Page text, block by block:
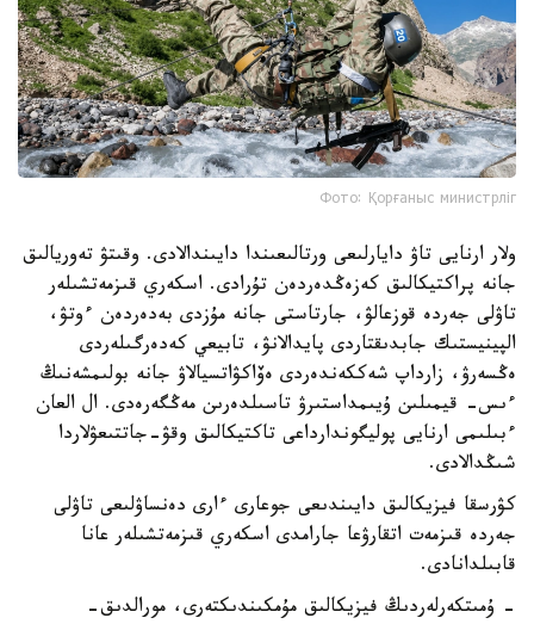
Фото: Қорғаныс министрліг
ولار ارنايى تاۋ دايارلىعى ورتالىعىندا دايىندالادى. وقىتۋ تەوريالىق
جانە پراكتيكالىق كەزەڭدەردەن تۇرادى. اسكەري قىزمەتشىلەر
تاۋلى جەردە قوزعالۋ، جارتاستى جانە مۇزدى بەدەردەن ءوتۋ،
الپينيستىك جابدىقتاردى پايدالانۋ، تابيعي كەدەرگىلەردى
ەڭسەرۋ، زارداپ شەككەندەردى ەۆاكۋاتسيالاۋ جانە بولىمشەنىڭ
ءىس- قيمىلىن ۇيىمداستىرۋ تاسىلدەرىن مەڭگەرەدى. ال العان
ءبىلىمى ارنايى پوليگوندارداعى تاكتيكالىق وقۋ-جاتتىعۋلاردا
شىڭدالادى.
كۋرسقا فيزيكالىق دايىندىعى جوعارى ءارى دەنساۋلىعى تاۋلى
جەردە قىزمەت اتقارۋعا جارامدى اسكەري قىزمەتشىلەر عانا
قابىلدانادى.
- ۇمىتكەرلەردىڭ فيزيكالىق مۇمكىندىكتەرى، مورالدىق-